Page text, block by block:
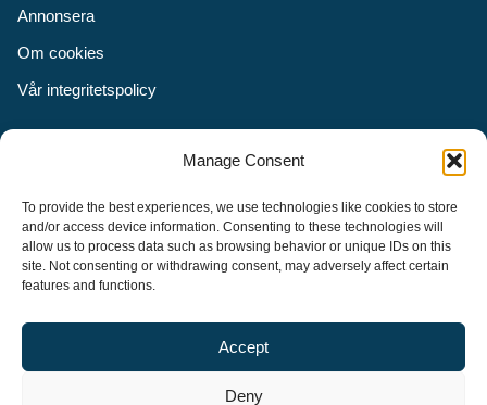
Manage Consent
To provide the best experiences, we use technologies like cookies to store
and/or access device information. Consenting to these technologies will
allow us to process data such as browsing behavior or unique IDs on this
site. Not consenting or withdrawing consent, may adversely affect certain
features and functions.
Accept
Deny
Annonsera
Om cookies
Vår integritetspolicy
Instagram
LinkedIn
Säkerhet år 2003 för att stimulera, utveckla och informera om